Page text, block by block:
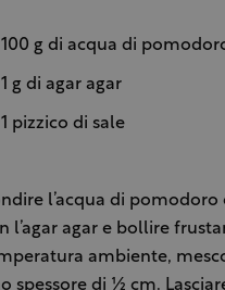
100 g di acqua di
1 g di agar agar
1 pizzico di sale
l’acqua di
l’agar agar e bollire
ambiente,
spessore di ½ cm.